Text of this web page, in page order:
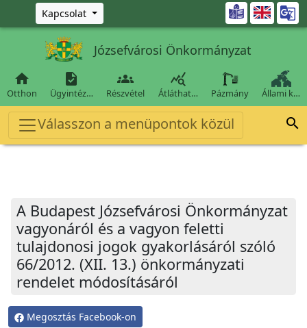
Ugrás a fő tartalomra
Kapcsolat 
Józsefvárosi Önkormányzat

Otthon

Ügyintéz…

Részvétel

Átláthat… Pázmány Állami k…
Válasszon a menüpontok közül 
A Budapest Józsefvárosi Önkormányzat
vagyonáról és a vagyon feletti
tulajdonosi jogok gyakorlásáról szóló
66/2012. (XII. 13.) önkormányzati
rendelet módosításáról
Megosztás Facebook-on